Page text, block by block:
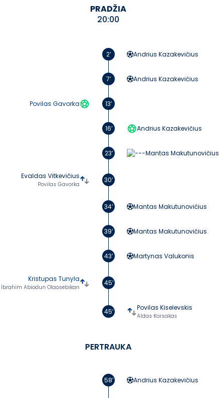
PRADŽIA
20:00
2’ Andrius Kazakevičius
7’ Andrius Kazakevičius
Povilas Gavorka 13’
16’ Andrius Kazakevičius
23’ Mantas Makutunovičius
Evaldas Vitkevičius
Povilas Gavorka
30’
34’ Mantas Makutunovičius
39’ Mantas Makutunovičius
43’ Martynas Valukonis
Kristupas Tunyla
Ibrahim Abiodun Olaosebikan
45’
45’ Povilas Kiselevskis
Aldas Korsakas
PERTRAUKA
58’ Andrius Kazakevičius